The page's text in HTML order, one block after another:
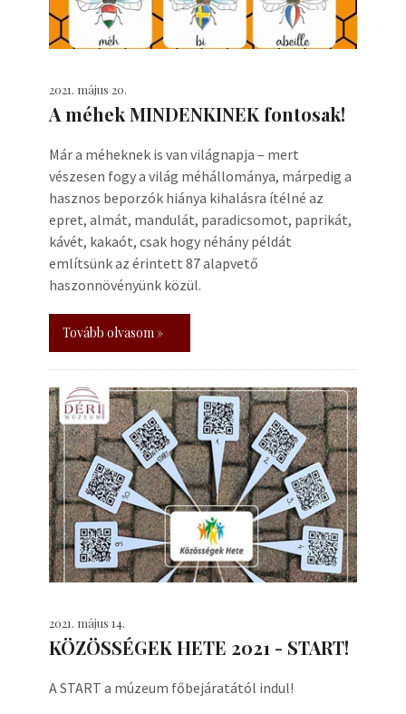
2021. május 20.
A méhek MINDENKINEK fontosak!
Már a méheknek is van világnapja – mert
vészesen fogy a világ méhállománya, márpedig a
hasznos beporzók hiánya kihalásra ítélné az
epret, almát, mandulát, paradicsomot, paprikát,
kávét, kakaót, csak hogy néhány példát
említsünk az érintett 87 alapvető
haszonnövényünk közül.
Tovább olvasom »
2021. május 14.
KÖZÖSSÉGEK HETE 2021 - START!
A START a múzeum főbejáratától indul!